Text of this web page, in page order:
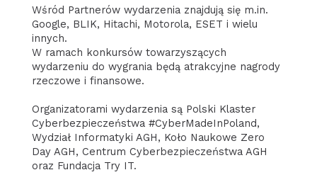
Wśród Partnerów wydarzenia znajdują się m.in.
Google, BLIK, Hitachi, Motorola, ESET i wielu
innych.
W ramach konkursów towarzyszących
wydarzeniu do wygrania będą atrakcyjne nagrody
rzeczowe i finansowe.
Organizatorami wydarzenia są Polski Klaster
Cyberbezpieczeństwa #CyberMadeInPoland,
Wydział Informatyki AGH, Koło Naukowe Zero
Day AGH, Centrum Cyberbezpieczeństwa AGH
oraz Fundacja Try IT.